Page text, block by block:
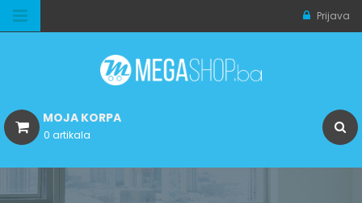
Prijava
MOJA KORPA
0 artikala